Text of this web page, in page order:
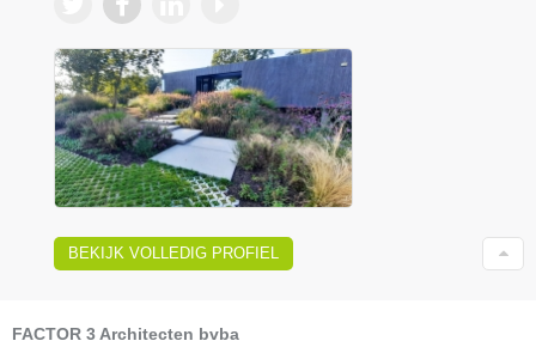
BEKIJK VOLLEDIG PROFIEL
FACTOR 3 Architecten bvba